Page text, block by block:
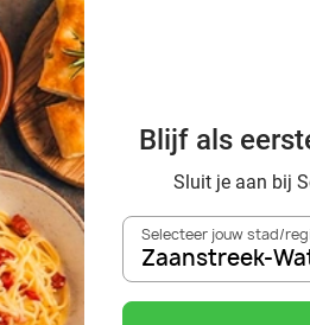
in
en
Blijf als
Sluit je aan bij
Selecteer jouw stad/
Zaanstreek-